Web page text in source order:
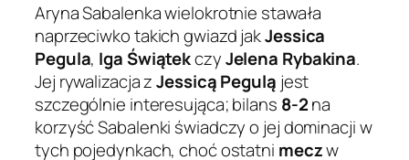
Aryna Sabalenka wielokrotnie stawała
naprzeciwko takich gwiazd jakJessica
Pegula, Iga ŚwiątekczyJelena Rybakina.
Jej rywalizacja zJessicą Pegulą jest
szczególnie interesująca; bilans 8-2na
korzyść Sabalenki świadczy o jej dominacji w
tych pojedynkach, choć ostatni meczw